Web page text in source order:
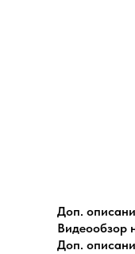
Доп.
Видеообзор
Доп.